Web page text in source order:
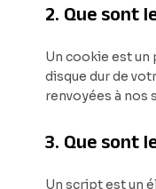
2. Que sont
Un cookie est un
disque dur de
renvoyées à nos
3. Que sont
Un script est un